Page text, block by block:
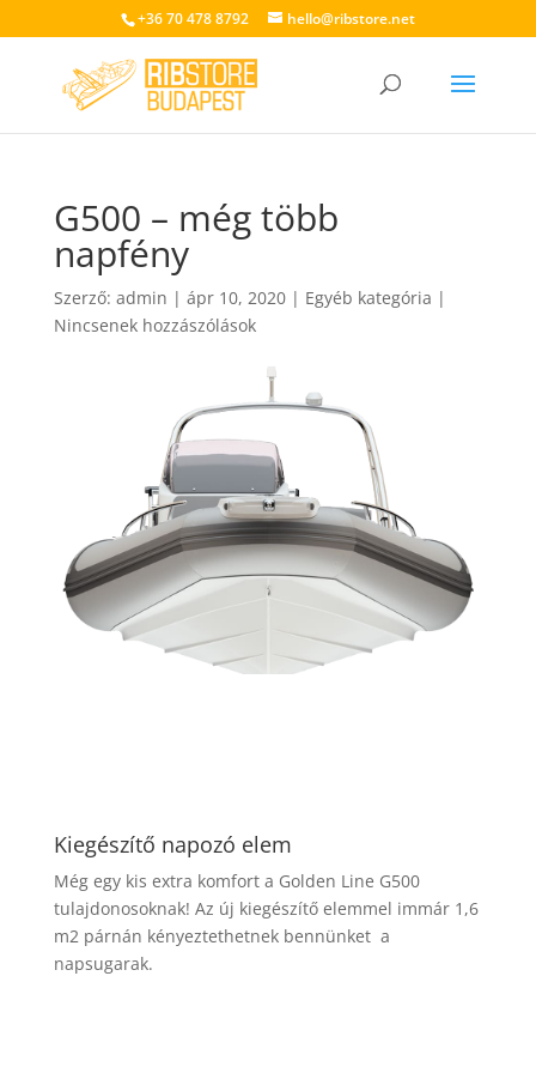
+36 70 478 8792 hello@ribstore.net
G500 – még több
napfény
Szerző: admin | ápr 10, 2020| Egyéb kategória |
Nincsenek hozzászólások
Kiegészítő napozó elem
Még egy kis extra komfort a Golden Line G500
tulajdonosoknak! Az új kiegészítő elemmel immár 1,6
m2 párnán kényeztethetnek bennünket a
napsugarak.